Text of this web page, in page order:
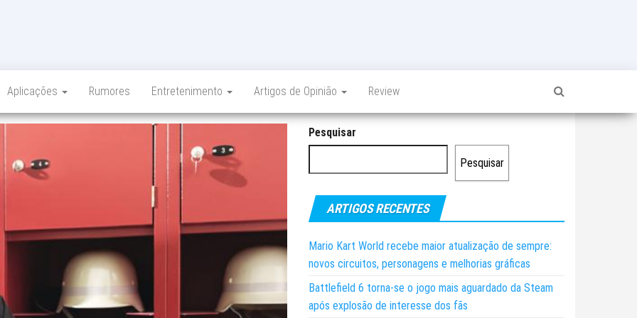
Aplicações Rumores Entretenimento Artigos de Opinião Review
Pesquisar
Pesquisar
ARTIGOS RECENTES
Mario Kart World recebe maior atualização de sempre:
novos circuitos, personagens e melhorias gráficas
Battlefield 6 torna-se o jogo mais aguardado da Steam
após explosão de interesse dos fãs